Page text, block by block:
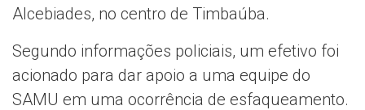
Alcebiades, no centro de Timbaúba.
Segundo informações policiais, um efetivo foi
acionado para dar apoio a uma equipe do
SAMU em uma ocorrência de esfaqueamento.